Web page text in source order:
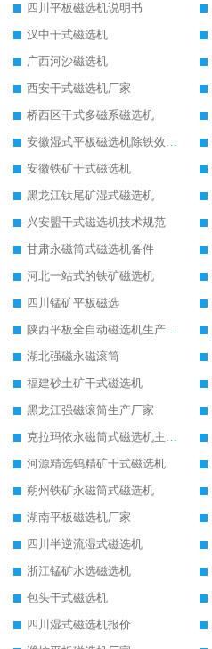
四川平板磁选机说明书
汉中干式磁选机
广西河沙磁选机
西安干式磁选机厂家
桥西区干式多磁系磁选机
安徽湿式平板磁选机除铁效果怎么样
安徽铁矿干式磁选机
黑龙江钛尾矿湿式磁选机
兴安盟干式磁选机技术规范
甘肃永磁筒式磁选机备件
河北一站式的铁矿磁选机
四川锰矿平板磁选
陕西平板全自动磁选机生产厂家
湖北强磁永磁滚筒
福建砂土矿干式磁选机
黑龙江强磁滚筒生产厂家
克拉玛依永磁筒式磁选机主要技术参数
河源精选钨精矿干式磁选机
朔州铁矿永磁筒式磁选机
湖南平板磁选机厂家
四川半逆流湿式磁选机
浙江锰矿水选磁选机
包头干式磁选机
四川湿式磁选机报价